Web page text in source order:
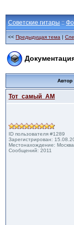
Советские гитары ::
<< Предыдущая тема |
Автор
Тот_самый_АМ
ID пользователя #1289
Зарегистрирован:
Местонахождение: Москва
Сообщений: 2011